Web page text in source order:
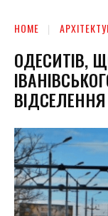
HOME
ОДЕСИТІВ,
ВІДСЕЛЕННЯ